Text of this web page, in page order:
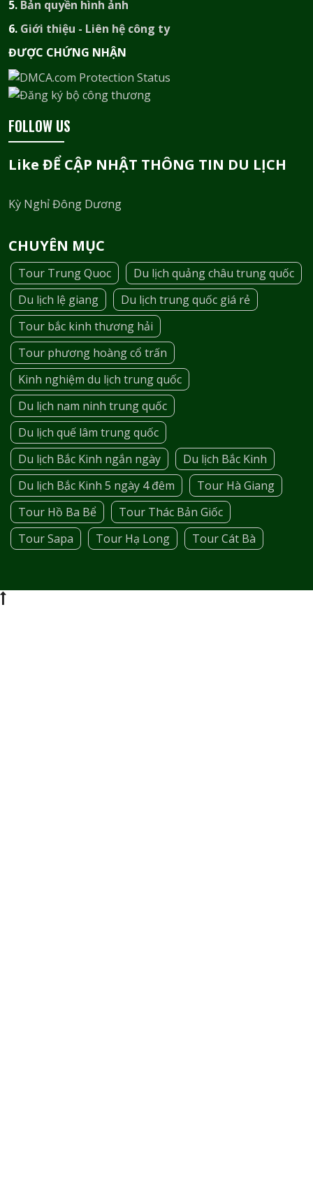
5. Bản quyền hình ảnh
6. Giới thiệu - Liên hệ công ty
ĐƯỢC CHỨNG NHẬN​
FOLLOW US
Like ĐỂ CẬP NHẬT THÔNG TIN DU LỊCH
Kỳ Nghỉ Đông Dương
CHUYÊN MỤC
Tour Trung Quoc
Du lịch quảng châu trung quốc
Du lịch lệ giang
Du lịch trung quốc giá rẻ
Tour bắc kinh thương hải
Tour phương hoàng cổ trấn
Kinh nghiệm du lịch trung quốc
Du lịch nam ninh trung quốc
Du lịch quế lâm trung quốc
Du lịch Bắc Kinh ngắn ngày
Du lịch Bắc Kinh
Du lịch Bắc Kinh 5 ngày 4 đêm
Tour Hà Giang
Tour Hồ Ba Bể
Tour Thác Bản Giốc
Tour Sapa
Tour Hạ Long Tour Cát Bà